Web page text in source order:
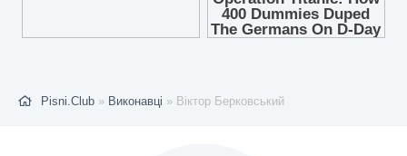
Pisni.Club » Виконавці » Віктор Берковський